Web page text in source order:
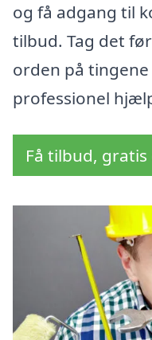
og få adgang til
tilbud. Tag det
orden på
professionel
Få tilbud,